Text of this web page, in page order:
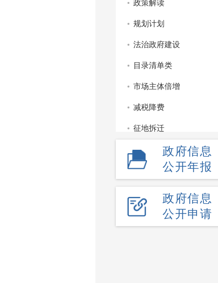
政策解读
规划计划
法治政府建设
目录清单类
市场主体倍增
减税降费
征地拆迁
重点领域信息公开
监管服务处罚类信息公
财政信息
政府信息
公开年报
政府信息
公开申请